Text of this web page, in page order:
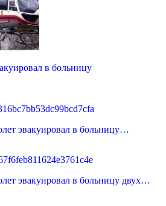
в больницу
эвакуировал в больницу…
эвакуировал в больницу двух…